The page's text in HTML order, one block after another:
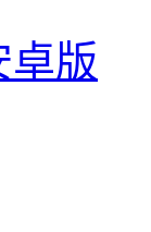
卓版